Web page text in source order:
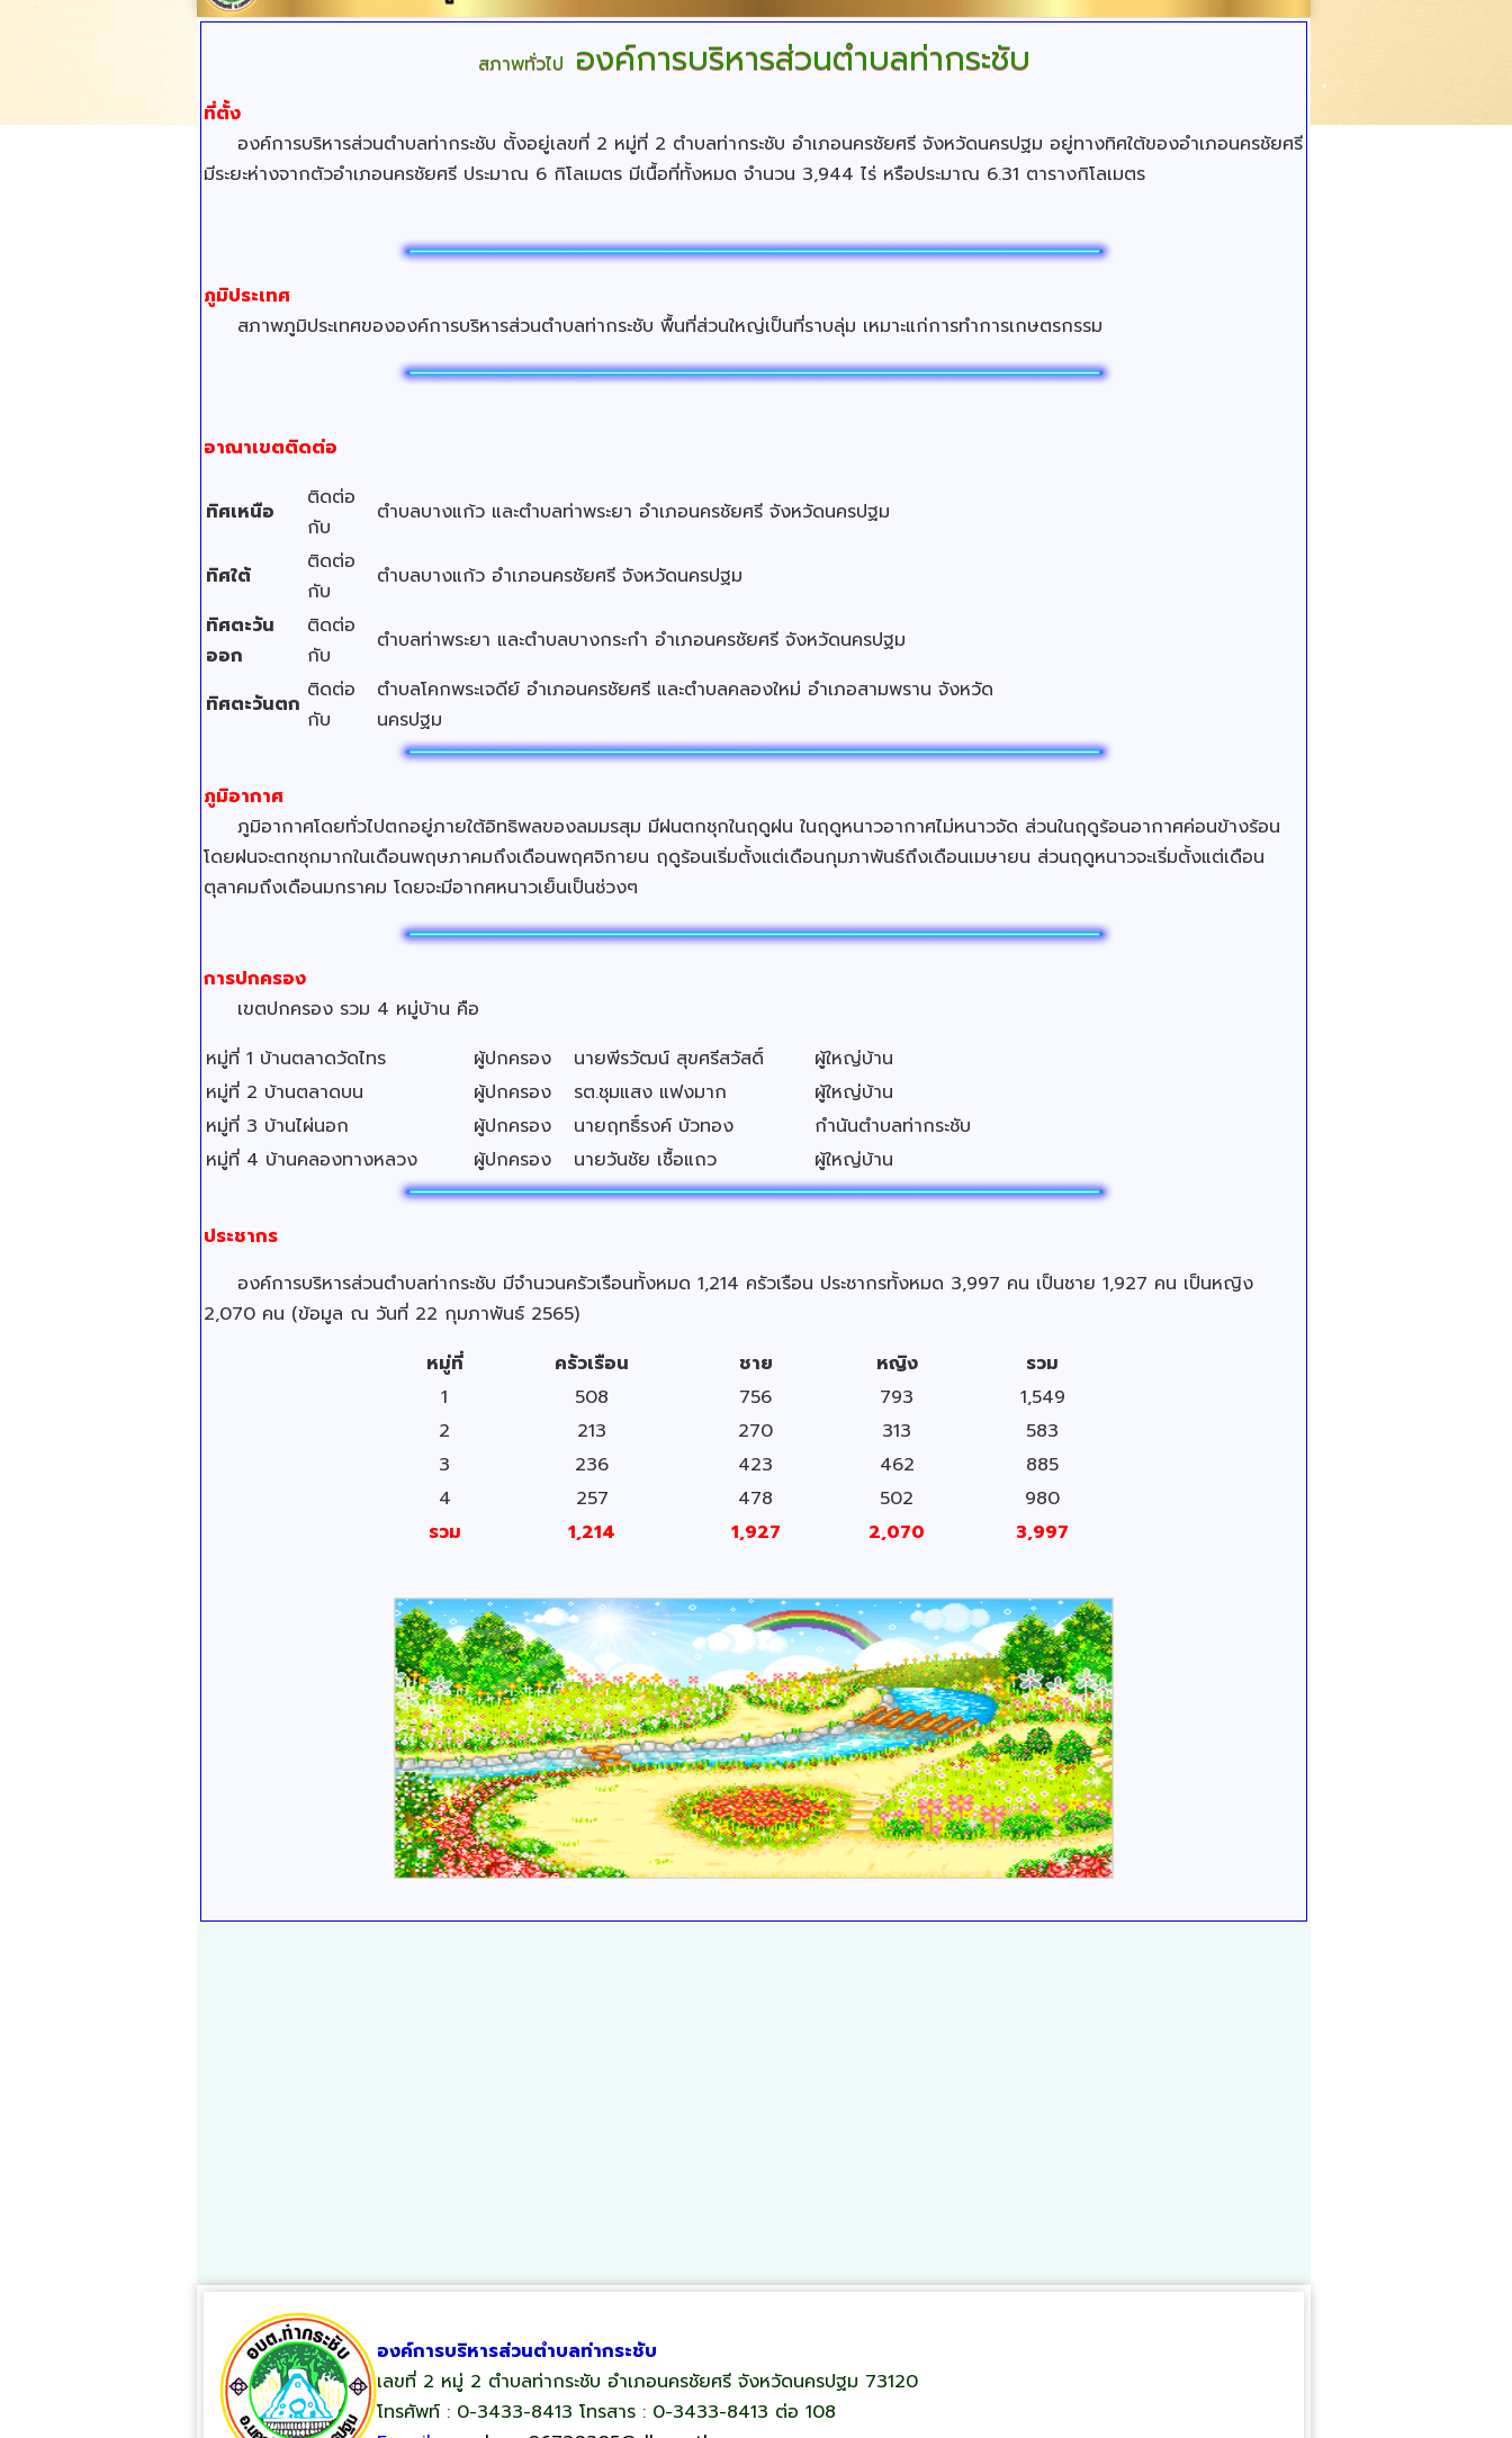
สภาพทั่วไป องค์การบริหารส่วนตำบลท่ากระชับ
ที่ตั้ง
องค์การบริหารส่วนตำบลท่ากระชับ ตั้งอยู่เลขที่ 2 หมู่ที่ 2 ตำบลท่ากระชับ อำเภอนครชัยศรี จังหวัดนครปฐม อยู่ทางทิศใต้ของอำเภอนครชัยศรี
มีระยะห่างจากตัวอำเภอนครชัยศรี ประมาณ 6 กิโลเมตร มีเนื้อที่ทั้งหมด จำนวน 3,944 ไร่ หรือประมาณ 6.31 ตารางกิโลเมตร
ภูมิประเทศ
สภาพภูมิประเทศขององค์การบริหารส่วนตำบลท่ากระชับ พื้นที่ส่วนใหญ่เป็นที่ราบลุ่ม เหมาะแก่การทำการเกษตรกรรม
อาณาเขตติดต่อ
ทิศเหนือ
ติดต่อ
กับ
ตำบลบางแก้ว และตำบลท่าพระยา อำเภอนครชัยศรี จังหวัดนครปฐม
ทิศใต้
ติดต่อ
กับ
ตำบลบางแก้ว อำเภอนครชัยศรี จังหวัดนครปฐม
ทิศตะวัน
ออก
ติดต่อ
กับ
ตำบลท่าพระยา และตำบลบางกระกำ อำเภอนครชัยศรี จังหวัดนครปฐม
ทิศตะวันตก
ติดต่อ
กับ
ตำบลโคกพระเจดีย์ อำเภอนครชัยศรี และตำบลคลองใหม่ อำเภอสามพราน จังหวัด
นครปฐม
ภูมิอากาศ
ภูมิอากาศโดยทั่วไปตกอยู่ภายใต้อิทธิพลของลมมรสุม มีฝนตกชุกในฤดูฝน ในฤดูหนาวอากาศไม่หนาวจัด ส่วนในฤดูร้อนอากาศค่อนข้างร้อน
โดยฝนจะตกชุกมากในเดือนพฤษภาคมถึงเดือนพฤศจิกายน ฤดูร้อนเริ่มตั้งแต่เดือนกุมภาพันธ์ถึงเดือนเมษายน ส่วนฤดูหนาวจะเริ่มตั้งแต่เดือน
ตุลาคมถึงเดือนมกราคม โดยจะมีอากศหนาวเย็นเป็นช่วงๆ
การปกครอง
เขตปกครอง รวม 4 หมู่บ้าน คือ
หมู่ที่ 1 บ้านตลาดวัดไทร
ผู้ปกครอง นายพีรวัฒน์ สุขศรีสวัสดิ์
ผู้ใหญ่บ้าน
หมู่ที่ 2 บ้านตลาดบน
ผู้ปกครอง รต.ชุมแสง แฟงมาก
ผู้ใหญ่บ้าน
หมู่ที่ 3 บ้านไผ่นอก
ผู้ปกครอง นายฤทธิ์รงค์ บัวทอง
กำนันตำบลท่ากระชับ
หมู่ที่ 4 บ้านคลองทางหลวง
ผู้ปกครอง นายวันชัย เชื้อแถว ผู้ใหญ่บ้าน
ประชากร
องค์การบริหารส่วนตำบลท่ากระชับ มีจำนวนครัวเรือนทั้งหมด 1,214 ครัวเรือน ประชากรทั้งหมด 3,997 คน เป็นชาย 1,927 คน เป็นหญิง
2,070 คน (ข้อมูล ณ วันที่ 22 กุมภาพันธ์ 2565)
หมู่ที่
ครัวเรือน ชาย หญิง
รวม
1
508 756 793
1,549
2
213 270 313
583
3
236 423 462
885
4
257 478 502
980
รวม
1,214 1,927 2,070 3,997
องค์การบริหารส่วนตำบลท่ากระชับ
เลขที่ 2 หมู่ 2 ตำบลท่ากระชับ อำเภอนครชัยศรี จังหวัดนครปฐม 73120
โทรศัพท์ : 0-3433-8413 โทรสาร : 0-3433-8413 ต่อ 108